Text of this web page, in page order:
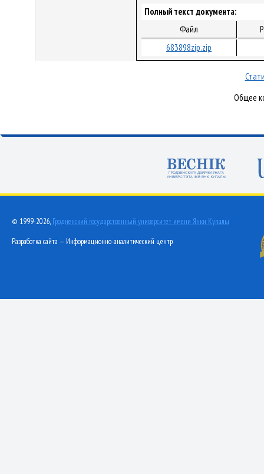
Полный текст документа:
Файл
683898zip.zip
Общее
© 1999-2026, Гродненский государственный университет имени Янки Купалы
Разработка сайта — Информационно-аналитический центр